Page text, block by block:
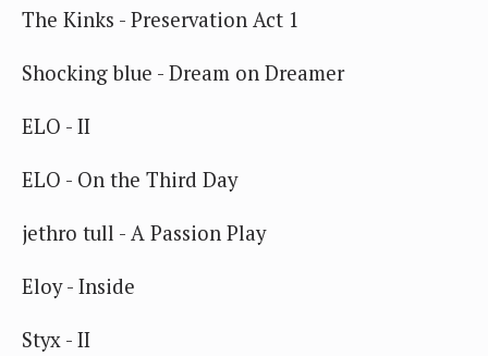
The Kinks - Preservation Act 1
Shocking blue - Dream on Dreamer
ELO - II
ELO - On the Third Day
jethro tull - A Passion Play
Eloy - Inside
Styx - II